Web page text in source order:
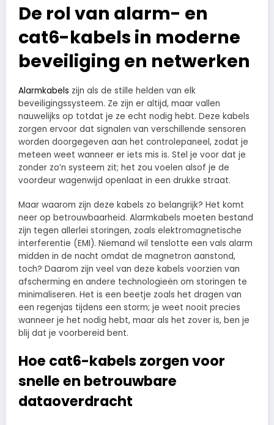
De rol van alarm- en
cat6-kabels in moderne
beveiliging en netwerken
Alarmkabels zijn als de stille helden van elk
beveiligingssysteem. Ze zijn er altijd, maar vallen
nauwelijks op totdat je ze echt nodig hebt. Deze kabels
zorgen ervoor dat signalen van verschillende sensoren
worden doorgegeven aan het controlepaneel, zodat je
meteen weet wanneer er iets mis is. Stel je voor dat je
zonder zo’n systeem zit; het zou voelen alsof je de
voordeur wagenwijd openlaat in een drukke straat.
Maar waarom zijn deze kabels zo belangrijk? Het komt
neer op betrouwbaarheid. Alarmkabels moeten bestand
zijn tegen allerlei storingen, zoals elektromagnetische
interferentie (EMI). Niemand wil tenslotte een vals alarm
midden in de nacht omdat de magnetron aanstond,
toch? Daarom zijn veel van deze kabels voorzien van
afscherming en andere technologieën om storingen te
minimaliseren. Het is een beetje zoals het dragen van
een regenjas tijdens een storm; je weet nooit precies
wanneer je het nodig hebt, maar als het zover is, ben je
blij dat je voorbereid bent.
Hoe cat6-kabels zorgen voor
snelle en betrouwbare
dataoverdracht